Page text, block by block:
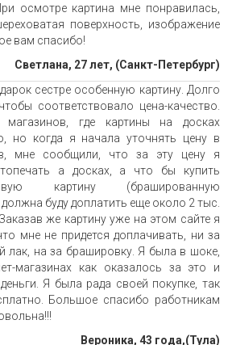
осмотре картина мне понравилась,
поверхность, изображение
вам спасибо!
Светлана, 27 лет, (Санкт-Петербург)
сестре особенную картину. Долго
соответствовало цена-качество.
магазинов, где картины на досках
но когда я начала уточнять цену в
мне сообщили, что за эту цену я
а досках, а что бы купить
картину (брашированную
буду доплатить еще около 2 тыс.
же картину уже на этом сайте я
мне не придется доплачивать, ни за
лак, на за брашировку. Я была в шоке,
магазинах как оказалось за это и
Я была рада своей покупке, так
Большое спасибо работникам
Вероника, 43 года,(Тула)